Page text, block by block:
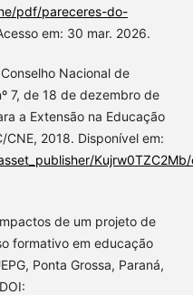
pdf/pareceres-do-
em: 30 mar. 2026.
Nacional de
7, de 18 de dezembro de
a Extensão na Educação
CNE, 2018. Disponível em:
de um projeto de
formativo em educação
Ponta Grossa, Paraná,